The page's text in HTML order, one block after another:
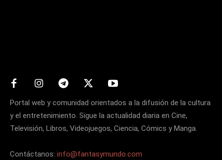
Portal web y comunidad orientados a la difusión de la cultura
y el entretenimiento. Sigue la actualidad diaria en Cine,
Televisión, Libros, Videojuegos, Ciencia, Cómics y Manga.
Contáctanos: info@fantasymundo.com